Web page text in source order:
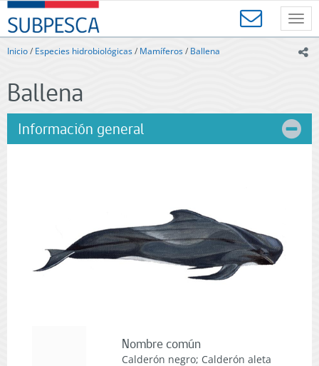
Contenido
principal
SUBPESCA
-
Subsecretaría
y
Acuicultura
-
Gobierno
de
Inicio/ Especies hidrobiológicas/ Mamíferos/ Ballena
Ballena
Información general
Nombre común
Calderón negro; Calderón aleta